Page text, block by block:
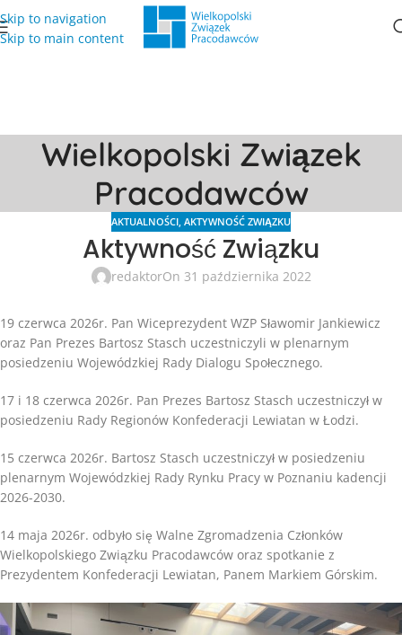
Skip to navigation
Skip to main content
Wielkopolski Związek
Pracodawców
AKTUALNOŚCI, AKTYWNOŚĆ ZWIĄZKU
Aktywność Związku
redaktorOn 31 października 2022
19 czerwca 2026r. Pan Wiceprezydent WZP Sławomir Jankiewicz
oraz Pan Prezes Bartosz Stasch uczestniczyli w plenarnym
posiedzeniu Wojewódzkiej Rady Dialogu Społecznego.
17 i 18 czerwca 2026r. Pan Prezes Bartosz Stasch uczestniczył w
posiedzeniu Rady Regionów Konfederacji Lewiatan w Łodzi.
15 czerwca 2026r. Bartosz Stasch uczestniczył w posiedzeniu
plenarnym Wojewódzkiej Rady Rynku Pracy w Poznaniu kadencji
2026-2030.
14 maja 2026r. odbyło się Walne Zgromadzenia Członków
Wielkopolskiego Związku Pracodawców oraz spotkanie z
Prezydentem Konfederacji Lewiatan, Panem Markiem Górskim.